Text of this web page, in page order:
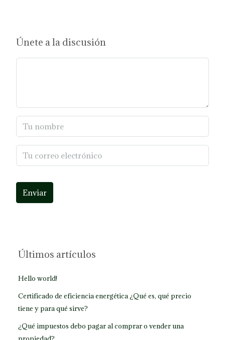
Únete a la discusión
Enviar
Últimos artículos
Hello world!
Certificado de eficiencia energética ¿Qué es, qué precio
tiene y para qué sirve?
¿Qué impuestos debo pagar al comprar o vender una